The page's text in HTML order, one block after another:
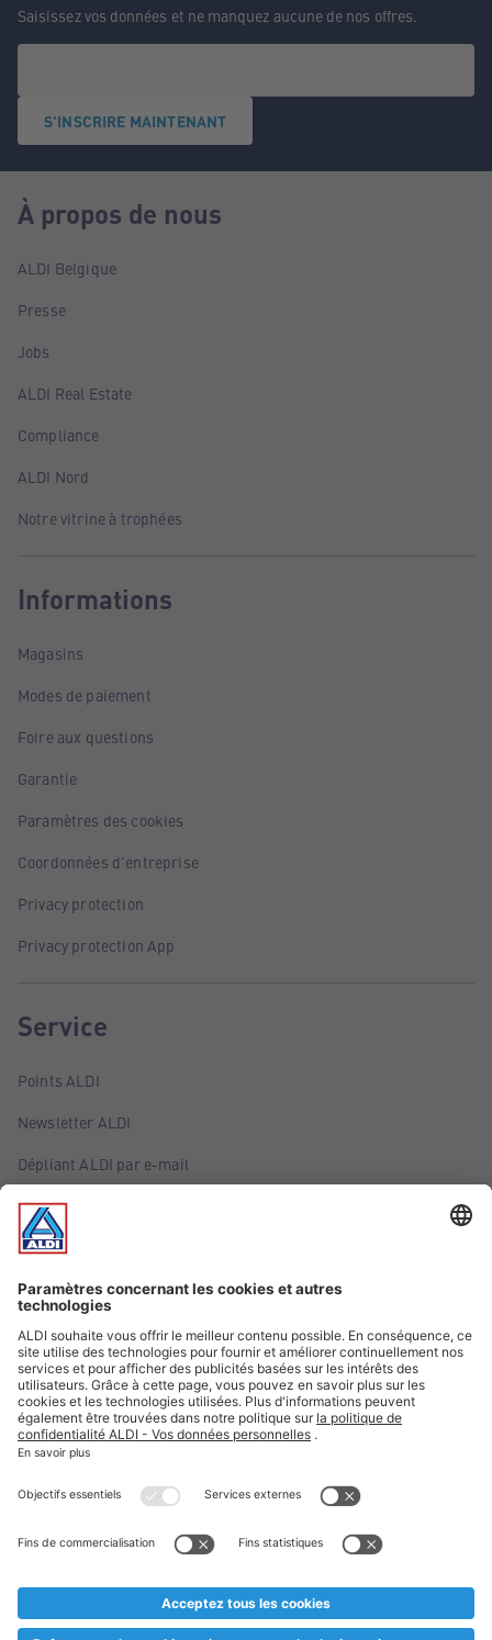
Saisissez vos données et ne manquez aucune de nos offres.
S'INSCRIRE MAINTENANT
À propos de nous
ALDI Belgique
Presse
Jobs
ALDI Real Estate
Compliance
ALDI Nord
Notre vitrine à trophées
Informations
Magasins
Modes de paiement
Foire aux questions
Garantie
Paramètres des cookies
Coordonnées d'entreprise
Privacy protection
Privacy protection App
Service
Points ALDI
Newsletter ALDI
Dépliant ALDI par e-mail
Offres
Infos essentielles
Suivez ALDI Belgique
Textes marqués d'un astérisque et mentions légales
* Nous vendons ces articles temporairement et jusqu'à
au cas où, malgré le planning bien étudié, nous serions
prématurément en rupture de stock. Prix Recupel et TVA incl.
** Sur ce site, l’utilisation de la forme masculine a été adoptée